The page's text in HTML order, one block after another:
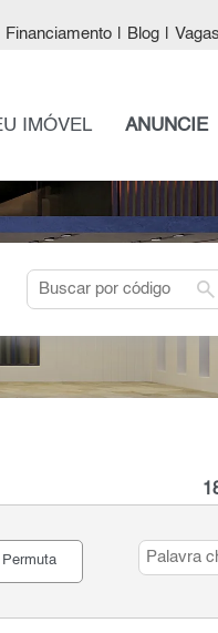
Financiamento Blog
IMÓVEL ANUNCIE
search